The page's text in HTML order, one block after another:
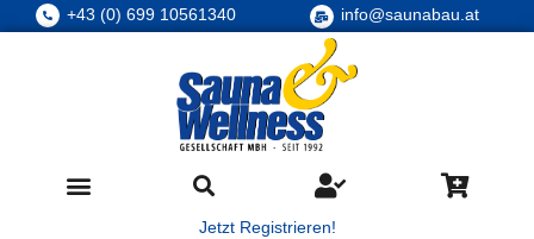
+43 (0) 699 10561340 info@saunabau.at
Jetzt Registrieren!